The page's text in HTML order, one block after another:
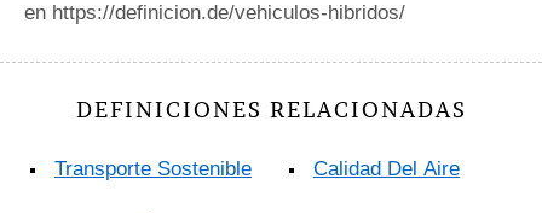
en https://definicion.de/vehiculos-hibridos/
DEFINICIONES RELACIONADAS
Transporte Sostenible Calidad Del Aire